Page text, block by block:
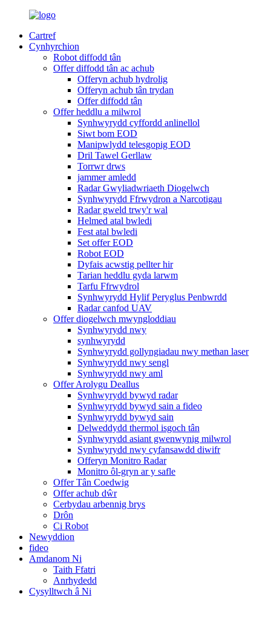
Cartref
Cynhyrchion
Robot diffodd tân
Offer diffodd tân ac achub
Offeryn achub hydrolig
Offeryn achub tân trydan
Offer diffodd tân
Offer heddlu a milwrol
Synhwyrydd cyffordd anlinellol
Siwt bom EOD
Manipwlydd telesgopig EOD
Dril Tawel Gerllaw
Torrwr drws
jammer amledd
Radar Gwyliadwriaeth Diogelwch
Synhwyrydd Ffrwydron a Narcotigau
Radar gweld trwy'r wal
Helmed atal bwledi
Fest atal bwledi
Set offer EOD
Robot EOD
Dyfais acwstig pellter hir
Tarian heddlu gyda larwm
Tarfu Ffrwydrol
Synhwyrydd Hylif Peryglus Penbwrdd
Radar canfod UAV
Offer diogelwch mwyngloddiau
Synhwyrydd nwy
synhwyrydd
Synhwyrydd gollyngiadau nwy methan laser
Synhwyrydd nwy sengl
Synhwyrydd nwy aml
Offer Arolygu Deallus
Synhwyrydd bywyd radar
Synhwyrydd bywyd sain a fideo
Synhwyrydd bywyd sain
Delweddydd thermol isgoch tân
Synhwyrydd asiant gwenwynig milwrol
Synhwyrydd nwy cyfansawdd diwifr
Offeryn Monitro Radar
Monitro ôl-gryn ar y safle
Offer Tân Coedwig
Offer achub dŵr
Cerbydau arbennig brys
Drôn
Ci Robot
Newyddion
fideo
Amdanom Ni
Taith Ffatri
Anrhydedd
Cysylltwch â Ni